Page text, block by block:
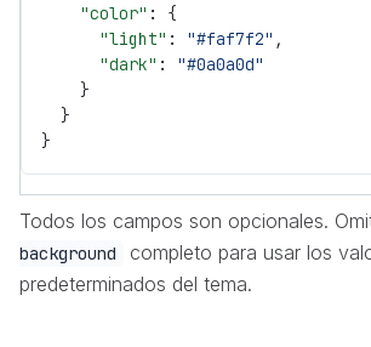
    "color"
: {
      "light"
: "#faf7f2" ,
      "dark"
: "#0a0a0d"
    }
  }
}
Todos los campos son opcionales.
background
completo para usar los
predeterminados del tema.